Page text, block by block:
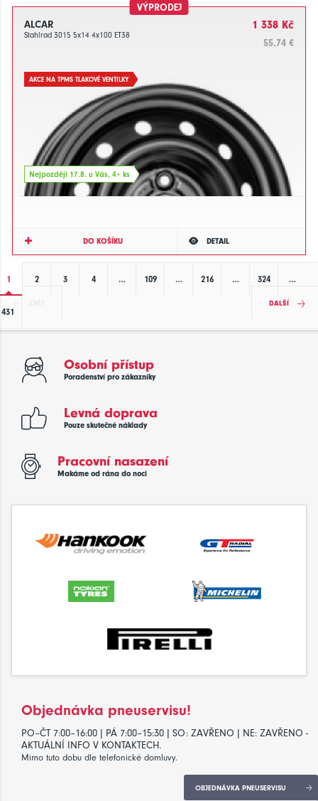
VÝPRODEJ
ALCAR
Stahlrad 3015 5x14 4x100 ET38
1 338 Kč
55.74 €
AKCE NA TPMS TLAKOVÉ VENTILKY
Nejpozději 17.8. u Vás, 4+ ks
DO KOŠÍKU DETAIL
1 2 3 4 … 109 … 216 … 324 …
431
DALŠÍ
Osobní přístup
Poradenství pro zákazníky
Levná doprava
Pouze skutečné náklady
Pracovní nasazení
Makáme od rána do noci
Objednávka pneuservisu!
PO–ČT 7:00–16:00 | PÁ 7:00–15:30 | SO: ZAVŘENO | NE: ZAVŘENO -
AKTUÁLNÍ INFO V KONTAKTECH.
Mimo tuto dobu dle telefonické domluvy.
OBJEDNÁVKA PNEUSERVISU